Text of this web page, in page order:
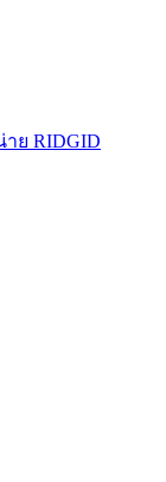
ย RIDGID